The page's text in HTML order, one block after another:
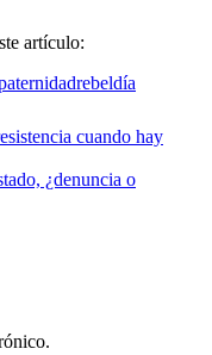
artículo:
rebeldía
cuando hay
¿denuncia o